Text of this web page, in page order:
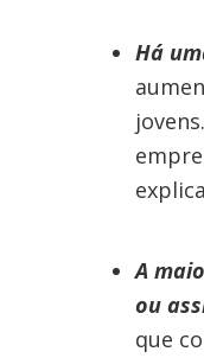
Há
A
ou
que